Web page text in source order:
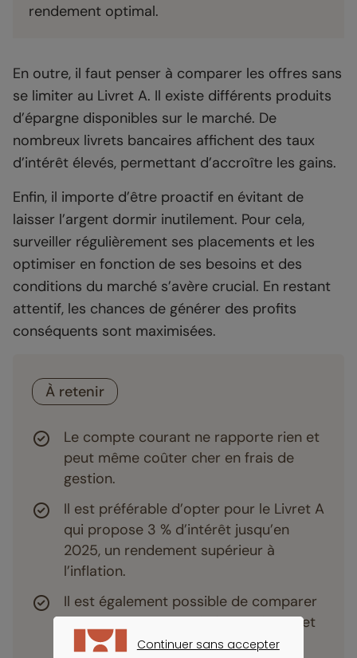
rendement optimal.
En outre, il faut penser à comparer les offres sans
se limiter au Livret A. Il existe différents produits
d’épargne disponibles sur le marché. De
nombreux livrets bancaires affichent des taux
d’intérêt élevés, permettant d’accroître les gains.
Enfin, il importe d’être proactif en évitant de
laisser l’argent dormir inutilement. Pour cela,
surveiller régulièrement ses placements et les
optimiser en fonction de ses besoins et des
conditions du marché s’avère crucial. En restant
attentif, les chances de générer des profits
conséquents sont maximisées.
À retenir
Le compte courant ne rapporte rien et
peut même coûter cher en frais de
gestion.
Il est préférable d’opter pour le Livret A
qui propose 3 % d’intérêt jusqu’en
2025, un rendement supérieur à
l’inflation.
Il est également possible de comparer
les offres entre les différentslivretset
d’optimiser ses placements pour
Continuer sans accepter